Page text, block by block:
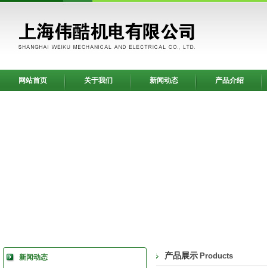
网站首页 关于我们 新闻动态 产品介绍
新闻动态 产品展示 Products